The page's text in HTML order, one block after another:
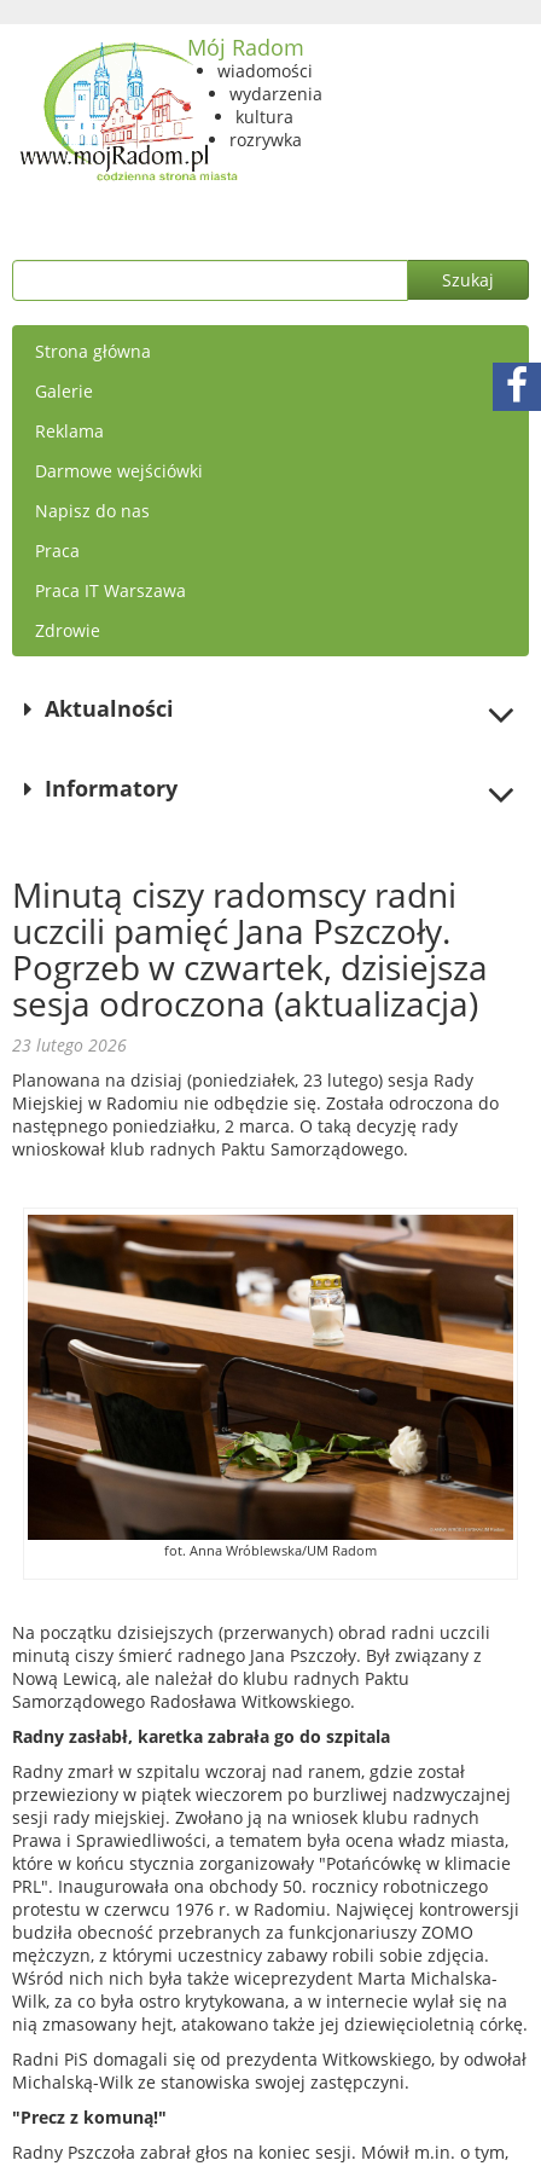
Mój Radom
wiadomości
wydarzenia
kultura
rozrywka
Strona główna
Galerie
Reklama
Darmowe wejściówki
Napisz do nas
Praca
Praca IT Warszawa
Zdrowie
Aktualności
Informatory
Minutą ciszy radomscy radni
uczcili pamięć Jana Pszczoły.
Pogrzeb w czwartek, dzisiejsza
sesja odroczona (aktualizacja)
23 lutego 2026
Planowana na dzisiaj (poniedziałek, 23 lutego) sesja Rady
Miejskiej w Radomiu nie odbędzie się. Została odroczona do
następnego poniedziałku, 2 marca. O taką decyzję rady
wnioskował klub radnych Paktu Samorządowego.
fot. Anna Wróblewska/UM Radom
Na początku dzisiejszych (przerwanych) obrad radni uczcili
minutą ciszy śmierć radnego Jana Pszczoły. Był związany z
Nową Lewicą, ale należał do klubu radnych Paktu
Samorządowego Radosława Witkowskiego.
Radny zasłabł, karetka zabrała go do szpitala
Radny zmarł w szpitalu wczoraj nad ranem, gdzie został
przewieziony w piątek wieczorem po burzliwej nadzwyczajnej
sesji rady miejskiej. Zwołano ją na wniosek klubu radnych
Prawa i Sprawiedliwości, a tematem była ocena władz miasta,
które w końcu stycznia zorganizowały "Potańcówkę w klimacie
PRL". Inaugurowała ona obchody 50. rocznicy robotniczego
protestu w czerwcu 1976 r. w Radomiu. Najwięcej kontrowersji
budziła obecność przebranych za funkcjonariuszy ZOMO
mężczyzn, z którymi uczestnicy zabawy robili sobie zdjęcia.
Wśród nich nich była także wiceprezydent Marta Michalska-
Wilk, za co była ostro krytykowana, a w internecie wylał się na
nią zmasowany hejt, atakowano także jej dziewięcioletnią córkę.
Radni PiS domagali się od prezydenta Witkowskiego, by odwołał
Michalską-Wilk ze stanowiska swojej zastępczyni.
"Precz z komuną!"
Radny Pszczoła zabrał głos na koniec sesji. Mówił m.in. o tym,